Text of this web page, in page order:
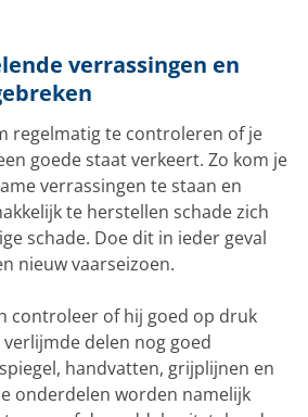
verrassingen en
regelmatig te controleren of je
goede staat verkeert. Zo kom je
verrassingen te staan en
te herstellen schade zich
schade. Doe dit in ieder geval
nieuw vaarseizoen.
controleer of hij goed op druk
delen nog goed
handvatten, grijplijnen en
onderdelen worden namelijk